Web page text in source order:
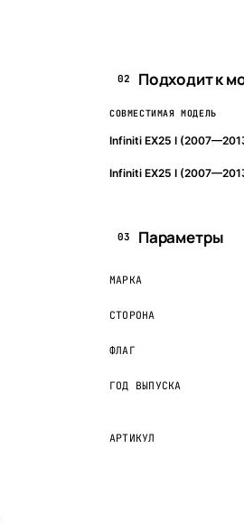
02 Подходит к
СОВМЕСТИМАЯ МОДЕЛЬ
Infiniti EX25 I
Infiniti EX25 I
03 Параметры
МАРКА
СТОРОНА
ФЛАГ
ГОД ВЫПУСКА
АРТИКУЛ